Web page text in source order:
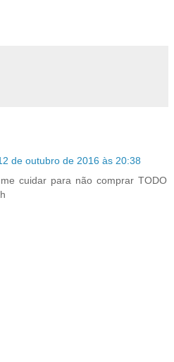
de outubro de 2016 às 20:38
cuidar para não comprar TODO